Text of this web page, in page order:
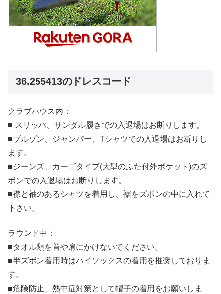
36.255413のドレスコード
クラブハウス内：
■ スリッパ、サンダル履きでの入退場はお断りします。
■ブルゾン、ジャンパー、Tシャツでの入退場はお断りし
ます。
■ジーンズ、カーゴタイプ(大型のふた付外ポケット)のズ
ボンでの入退場はお断りします。
■襟と袖のあるシャツを着用し、裾をズボンの中に入れて
下さい。
ラウンド中：
■タオル類を首や肩にかけないでください。
■半ズボン着用時はハイソックスの着用を推奨しておりま
す。
■危険防止、熱中症対策として帽子の着用をお願いしま